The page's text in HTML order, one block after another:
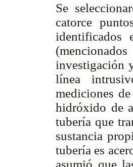
Se
catorce
identificados
investigación
línea
mediciones
hidróxido de
tubería que
sustancia
tubería es
asumió que